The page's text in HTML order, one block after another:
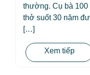
thường. Cụ bà
thở suốt 30 năm
[…]
Xem tiếp